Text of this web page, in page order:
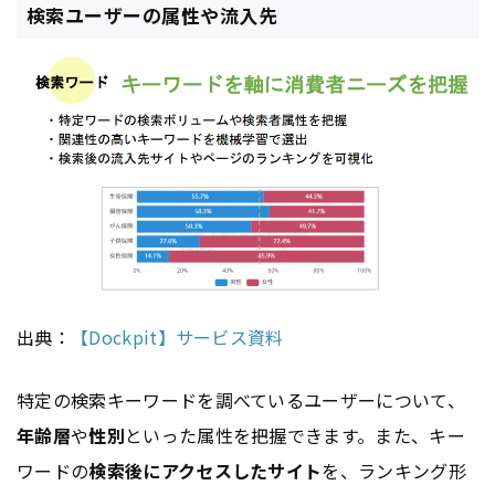
検索ユーザーの属性や流入先
出典： 【Dockpit】サービス資料
特定の検索キーワードを調べているユーザーについて、
年齢層や性別といった属性を把握できます。また、キー
ワードの検索後にアクセスしたサイトを、ランキング形